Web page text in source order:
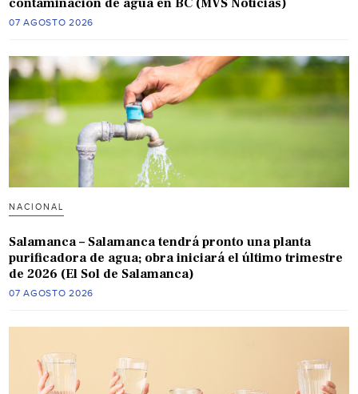
07 AGOSTO 2026
NACIONAL
Salamanca – Salamanca tendrá pronto una planta
purificadora de agua; obra iniciará el último trimestre
de 2026 (El Sol de Salamanca)
07 AGOSTO 2026